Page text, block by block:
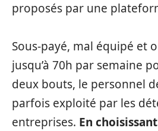
proposés par une
Sous-payé, mal équipé et
jusqu’à 70h par semaine
deux bouts, le personnel
parfois exploité par les
entreprises. En